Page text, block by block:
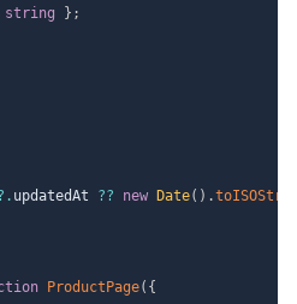
string } ;
updatedAt ?? new Date( ) .
ProductPage( {